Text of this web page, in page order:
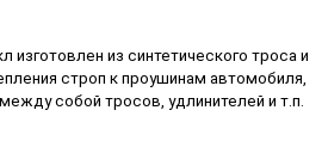
изготовлен из синтетического троса и
строп к проушинам автомобиля,
собой тросов, удлинителей и т.п.